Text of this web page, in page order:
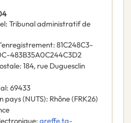
: Tribunal administratif de
: 81C248C3-
483B35A0C244C3D2
: 184, rue Duguesclin
: 69433
pays (NUTS): Rhône(FRK26)
: greffe.ta-